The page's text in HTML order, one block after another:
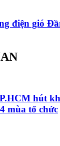
điện gió
hút
mùa tổ chức